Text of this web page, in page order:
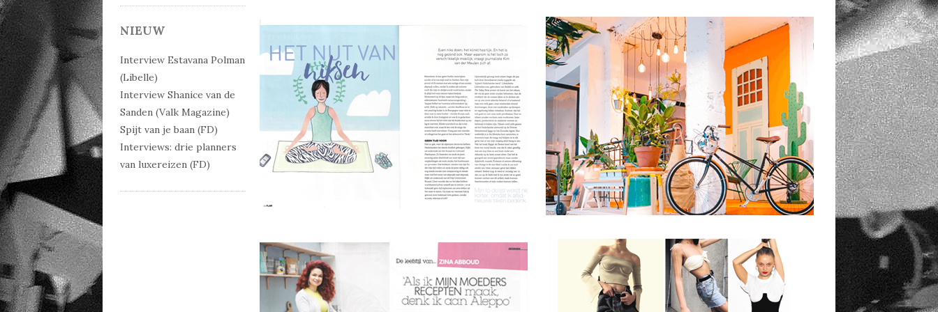
NIEUW
Interview Estavana Polman
(Libelle)
Interview Shanice van de
Sanden (Valk Magazine)
Spijt van je baan (FD)
Interviews: drie planners
van luxereizen (FD)